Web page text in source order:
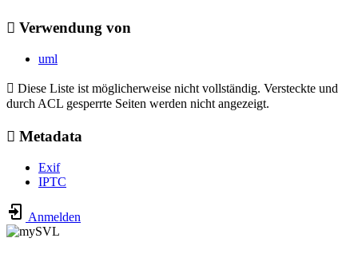
Verwendung von
uml
Diese Liste ist möglicherweise nicht vollständig. Versteckte und
durch ACL gesperrte Seiten werden nicht angezeigt.
Metadata
Exif
IPTC
Anmelden